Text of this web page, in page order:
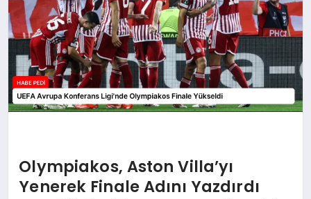
EKONOMI
TEKNOLOJI
Olympiakos, Aston Villa’yı
Yenerek Finale Adını Yazdırdı